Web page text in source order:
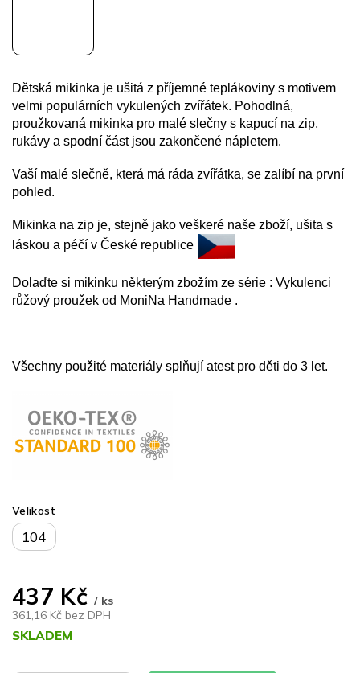
437 Kč/ ks
361,16 Kč bez DPH
SKLADEM
Velikost
104
Dětská mikinka je ušitá z příjemné teplákoviny s motivem
velmi populárních vykulených zvířátek. Pohodlná,
proužkovaná mikinka pro malé slečny s kapucí na zip,
rukávy a spodní část jsou zakončené nápletem.
Vaší malé slečně, která má ráda zvířátka, se zalíbí na první
pohled.
Mikinka na zip je, stejně jako veškeré naše zboží, ušita s
láskou a péčí v České republice
Dolaďte si mikinku některým zbožím ze série : Vykulenci
růžový proužek od MoniNa Handmade .
Všechny použité materiály splňují atest pro děti do 3 let.